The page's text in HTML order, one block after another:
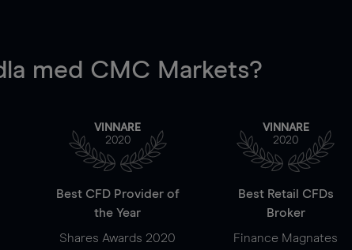
med CMC Markets?
VINNARE
2020
Best CFD Provider of
the Year
Shares Awards 2020
VINNARE
2020
Best Retail CFDs
Broker
Finance Magnates